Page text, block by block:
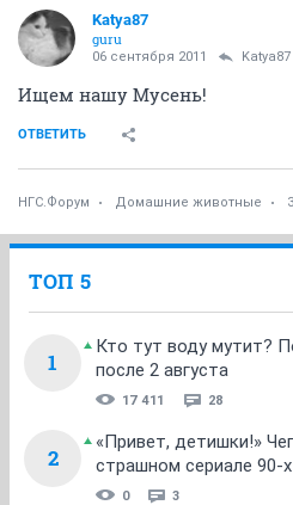
Katya87
guru
06 сентября 2011 Katya87
Ищем нашу Мусень!
ОТВЕТИТЬ
НГС.Форум Домашние животные
ТОП 5
1
Кто тут воду мутит?
после 2 августа
17 411 28
2
«Привет, детишки!»
страшном сериале 90-х
0 3